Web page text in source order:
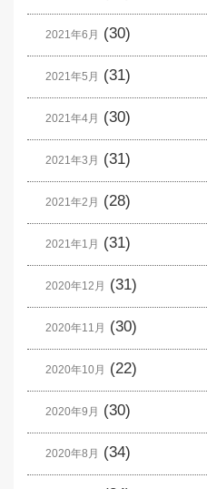
2021年6月 (30)
2021年5月 (31)
2021年4月 (30)
2021年3月 (31)
2021年2月 (28)
2021年1月 (31)
2020年12月 (31)
2020年11月 (30)
2020年10月 (22)
2020年9月 (30)
2020年8月 (34)